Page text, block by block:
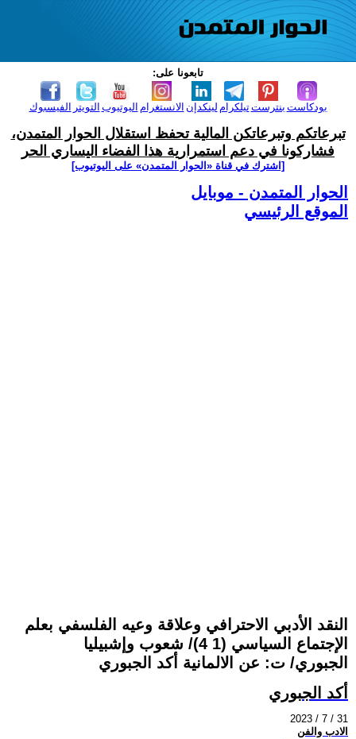
تابعونا على:
الفيسبوك التويتر اليوتيوب الانستغرام لينكدإن تيلكرامبنترست بودكاست
تبرعاتكم وتبرعاتكن المالية تحفظ استقلال الحوار المتمدن،
فشاركونا في دعم استمرارية هذا الفضاء اليساري الحر
[اشترك في قناة ‫«الحوار المتمدن» على اليوتيوب]
الحوار المتمدن - موبايل
الموقع الرئيسي
النقد الأدبي الاحترافي وعلاقة وعيه الفلسفي بعلم
الإجتماع السياسي (1 4)/ شعوب وإشبيليا
الجبوري/ ت: عن الالمانية أكد الجبوري
أكد الجبوري
2023 / 7 / 31
الادب والفن